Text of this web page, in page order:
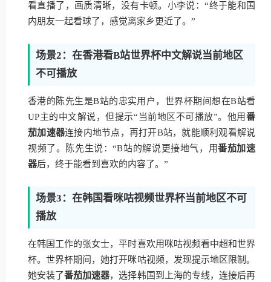
看直播了，画质清晰，没有卡顿。小李说：“终于能和国
内朋友一起看球了，感觉离家乡更近了。”
场景2：在香港看B站世界杯中文解说当前地区
不可播放
香港的陈先生是B站的忠实用户，世界杯期间想在B站看
UP主的中文解说，但提示“当前地区不可播放”。他用番
茄加速器连接内地节点，再打开B站，就能顺利观看解说
视频了。陈先生说：“B站的解说更接地气，用番茄加速
器后，终于能看到喜欢的内容了。”
场景3：在韩国看咪咕视频世界杯当前地区不可
播放
在韩国工作的张女士，平时喜欢用咪咕视频看中超和世界
杯。世界杯期间，她打开咪咕视频，发现提示地区限制。
她安装了番茄加速器，选择韩国到上海的专线，连接后再